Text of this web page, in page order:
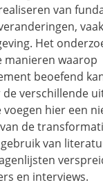
van
Het
manieren waarop
beoefend
de verschillende
voegen hier een
de
van
en
en interviews.